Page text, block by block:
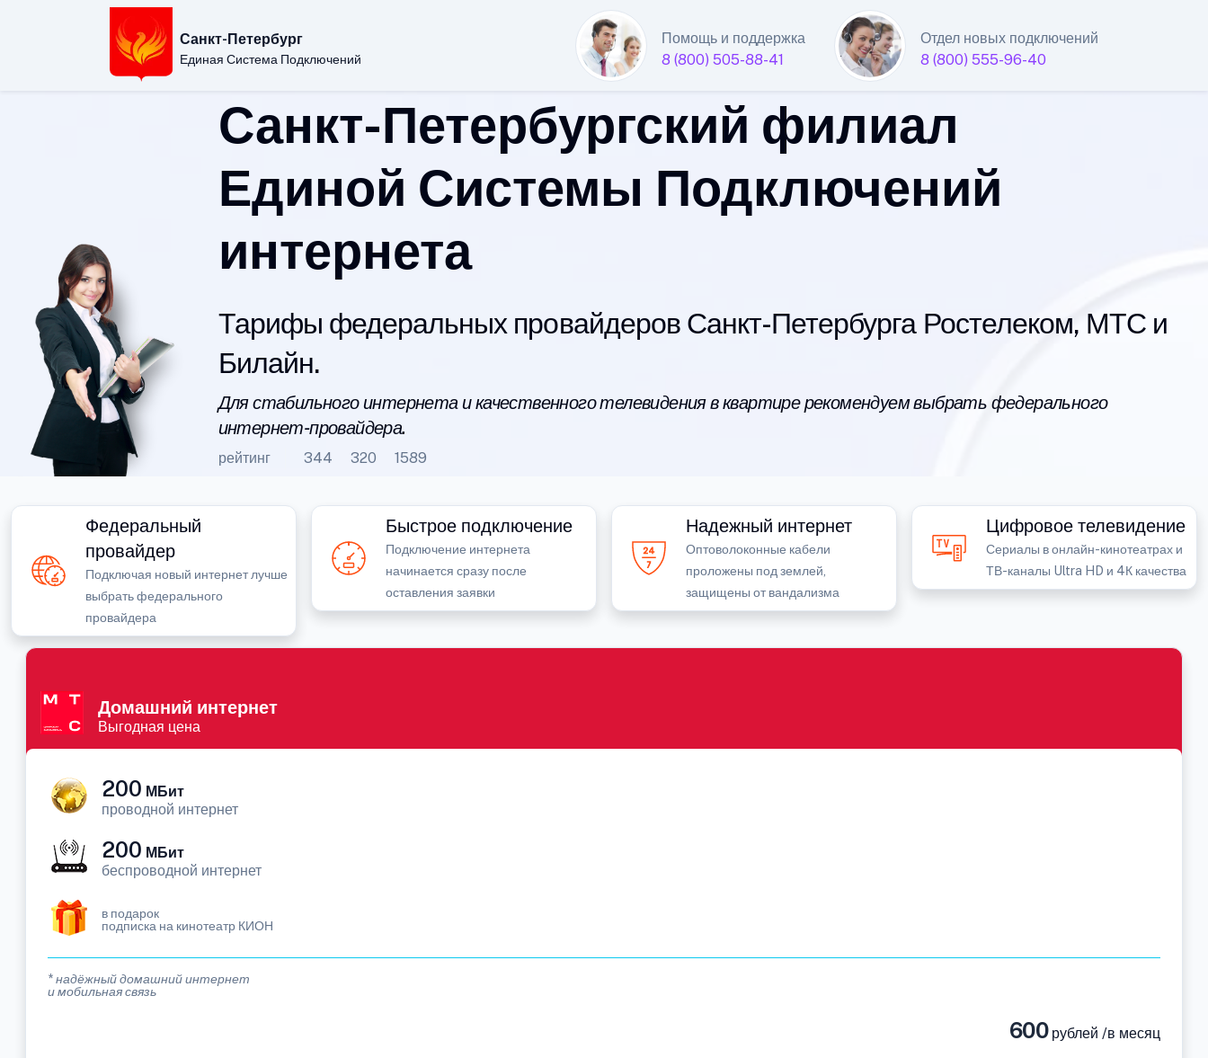
Санкт-Петербург
Единая Система Подключений
Помощь и поддержка
8 (800) 505-88-41
Отдел новых подключений
8 (800) 555-96-40
Санкт-Петербургский филиал
Единой Системы Подключений
интернета
Тарифы федеральных провайдеров Санкт-Петербурга Ростелеком, МТС и
Билайн.
Для стабильного интернета и качественного телевидения в квартире рекомендуем выбрать федерального
интернет-провайдера.
рейтинг 344 320 1589
Федеральный
провайдер
Подключая новый интернет лучше
выбрать федерального
провайдера
Быстрое подключение
Подключение интернета
начинается сразу после
оставления заявки
Надежный интернет
Оптоволоконные кабели
проложены под землей,
защищены от вандализма
Цифровое телевидение
Сериалы в онлайн-кинотеатрах и
ТВ-каналы Ultra HD и 4К качества
Домашний интернет
Выгодная цена
200 МБит
проводной интернет
200 МБит
беспроводной интернет
в подарок
подписка на кинотеатр КИОН
* надёжный домашний интернет
и мобильная связь
600рублей /в месяц